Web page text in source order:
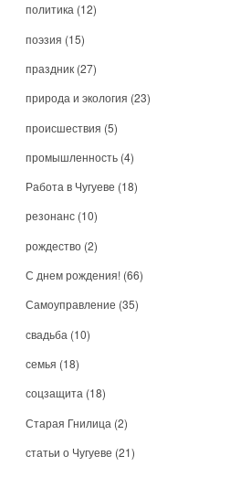
политика (12)
поэзия (15)
праздник (27)
природа и экология (23)
происшествия (5)
промышленность (4)
Работа в Чугуеве (18)
резонанс (10)
рождество (2)
С днем рождения! (66)
Самоуправление (35)
свадьба (10)
семья (18)
соцзащита (18)
Старая Гнилица (2)
статьи о Чугуеве (21)